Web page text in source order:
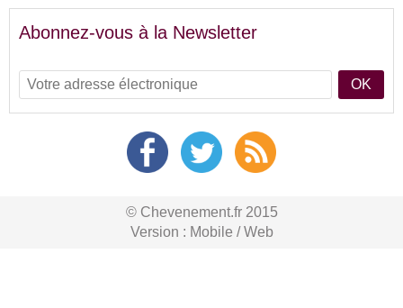
Abonnez-vous à la Newsletter
OK
© Chevenement.fr 2015
Version : Mobile /Web